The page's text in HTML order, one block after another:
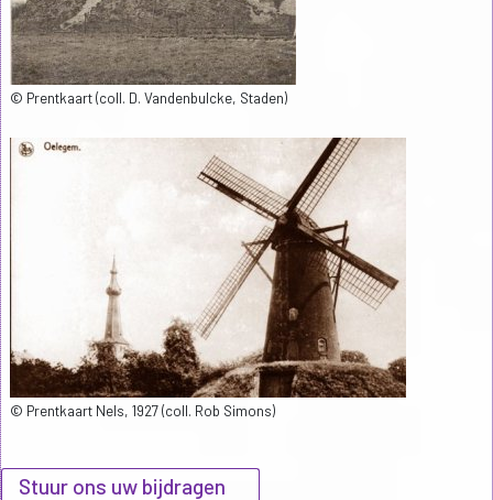
© Prentkaart (coll. D. Vandenbulcke, Staden)
© Prentkaart Nels, 1927 (coll. Rob Simons)
Stuur ons uw bijdragen